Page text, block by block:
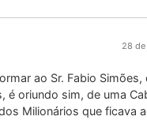
28
ao Sr. Fabio Simões,
é oriundo sim, de uma
Milionários que ficava